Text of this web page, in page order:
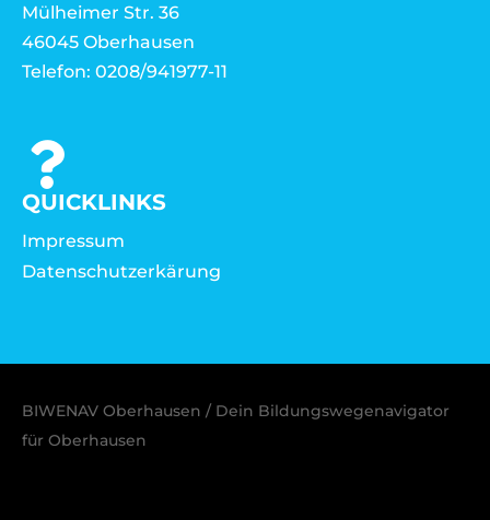
Mülheimer Str. 36
46045 Oberhausen
Telefon: 0208/941977-11
QUICKLINKS
Impressum
Datenschutzerkärung
BIWENAV Oberhausen / Dein Bildungswegenavigator
für Oberhausen